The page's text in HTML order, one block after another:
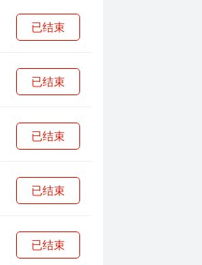
已结束
已结束
已结束
已结束
已结束